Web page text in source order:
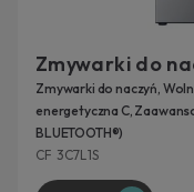
Zmywarki do
Zmywarki do naczyń,
energetyczna C,
BLUETOOTH®)
CF 3C7L1S